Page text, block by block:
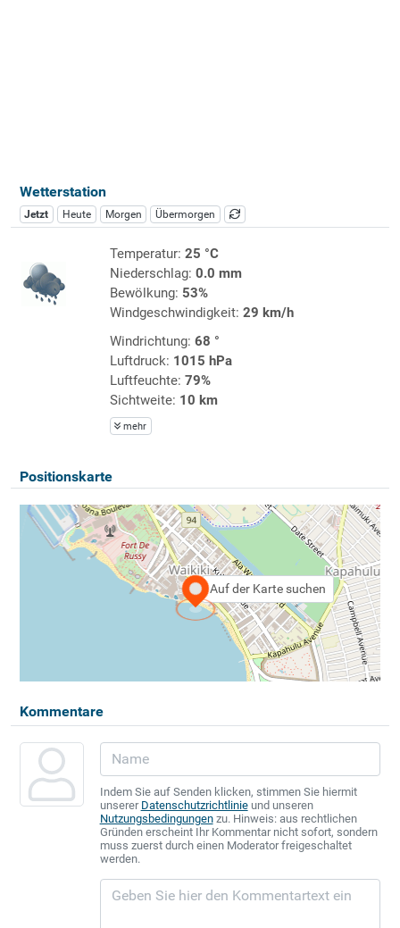
Wetterstation
Jetzt Heute Morgen Übermorgen
Temperatur: 25 °C
Niederschlag: 0.0 mm
Bewölkung: 53%
Windgeschwindigkeit: 29 km/h
Windrichtung: 68 °
Luftdruck: 1015 hPa
Luftfeuchte: 79%
Sichtweite: 10 km
mehr
Positionskarte
Auf der Karte suchen
Kommentare
Indem Sie auf Senden klicken, stimmen Sie hiermit
unserer Datenschutzrichtlinieund unseren
Nutzungsbedingungenzu. Hinweis: aus rechtlichen
Gründen erscheint Ihr Kommentar nicht sofort, sondern
muss zuerst durch einen Moderator freigeschaltet
werden.